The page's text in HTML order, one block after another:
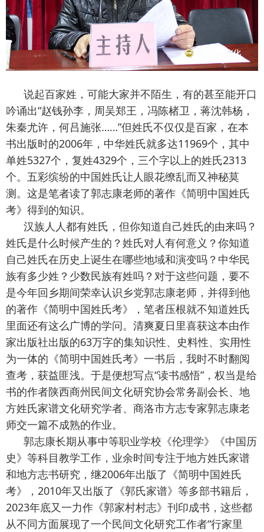
说起百家姓，可能大家并不陌生，有的甚至能开口
吟诵出“赵钱孙李，周吴郑王，冯陈楮卫，蒋沈韩杨，
朱秦尤许，何吕施张……”但姓氏不仅仅是百家，在本
书出版时的2006年，中华姓氏就多达11969个，其中
单姓5327个，复姓4329个，三个字以上的姓氏2313
个。五彩缤纷的中国姓氏让人眼花缭乱而又神秘莫
测。这是笔者读了郭志康老师的著作《简明中国姓氏
考》得到的知识。
汉族人人都有姓氏，但你知道自己姓氏的由来吗？
姓氏是什么时候产生的？姓氏对人有何意义？你知道
自己姓氏在历史上诞生在哪些地域和演变吗？中华民
族有多少姓？少数民族有姓吗？对于这些问题，要不
是今年回乡期间荣幸认识乡党郭志康老师，并得到他
的著作《简明中国姓氏考》，笔者压根就不知道姓氏
里面还有这么广博的学问。清爽夏日里喜获这本由作
家出版社出版的63万字的集知识性、史料性、实用性
为一体的《简明中国姓氏考》一书后，我时不时翻阅
查考，获益匪浅。于是便想写点“读书感悟”，权当是给
书的作者陕西商州民间文化研究协会常务副会长、地
方姓氏家谱文化研究学者、商洛市方志专家郭志康老
师交一篇不成熟的作业。
郭志康长期从事中等职业学校《伦理学》《中国历
史》等科目教学工作，业余时间专注于地方姓氏家谱
和地方志书研究，继2006年出版了《简明中国姓氏
考》，2010年又出版了《郭氏家谱》等多部书籍后，
2023年底又一力作《郭家村村志》刊印成书，这些都
从不同方面展现了一个民间文化研究工作者“行家里